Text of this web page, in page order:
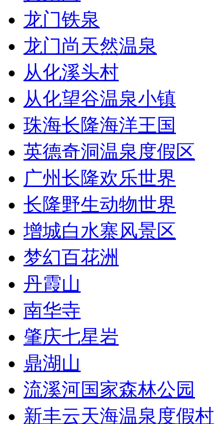
龙门铁泉
龙门尚天然温泉
从化溪头村
从化望谷温泉小镇
珠海长隆海洋王国
英德奇洞温泉度假区
广州长隆欢乐世界
长隆野生动物世界
增城白水寨风景区
梦幻百花洲
丹霞山
南华寺
肇庆七星岩
鼎湖山
流溪河国家森林公园
新丰云天海温泉度假村